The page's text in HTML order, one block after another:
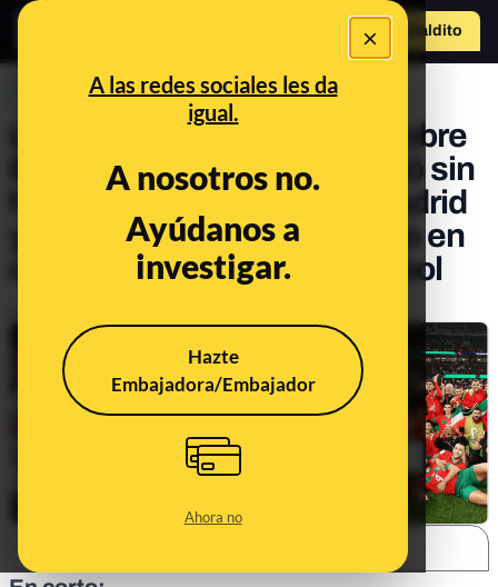
×
A las redes sociales les da
igual.
A nosotros no.
Ayúdanos a
investigar.
Hazte
Embajadora/Embajador
Ahora no
Hazte Maldito
PREBUNKING
La victoria de Marruecos sobre
España en el Mundial acabó sin
heridos ni detenidos en Madrid
y Barcelona: qué ha pasado en
otras celebraciones de fútbol